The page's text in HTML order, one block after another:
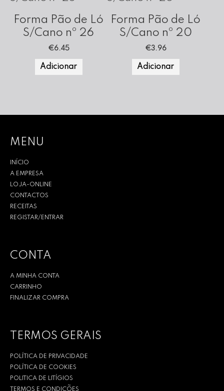
Forma Pão de Ló
S/Cano nº 26
€6.45
Adicionar
Forma Pão de Ló
S/Cano nº 20
€3.96
Adicionar
MENU
INÍCIO
A EMPRESA
LOJA-ONLINE
CONTACTOS
RECEITAS
REGISTAR/ENTRAR
CONTA
A MINHA CONTA
CARRINHO
FINALIZAR COMPRA
TERMOS GERAIS
POLÍTICA DE PRIVACIDADE
POLÍTICA DE COOKIES
POLITICA DE LITÍGIOS
TERMOS E CONDIÇÕES